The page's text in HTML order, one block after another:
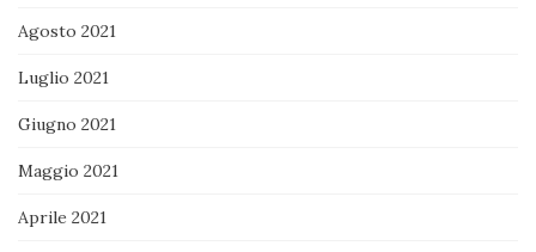
Agosto 2021
Luglio 2021
Giugno 2021
Maggio 2021
Aprile 2021